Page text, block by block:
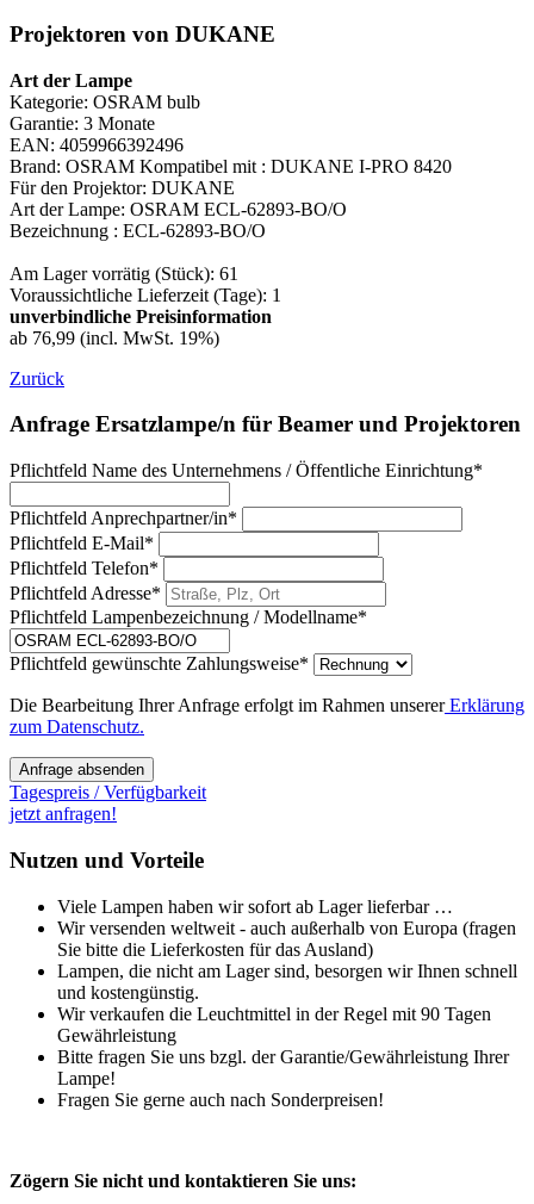
Projektoren von DUKANE
Art der Lampe
Kategorie: OSRAM bulb
Garantie: 3 Monate
EAN: 4059966392496
Brand: OSRAM Kompatibel mit : DUKANE I-PRO 8420
Für den Projektor: DUKANE
Art der Lampe: OSRAM ECL-62893-BO/O
Bezeichnung : ECL-62893-BO/O
Am Lager vorrätig (Stück): 61
Voraussichtliche Lieferzeit (Tage): 1
unverbindliche Preisinformation
ab 76,99 (incl. MwSt. 19%)
Zurück
Anfrage Ersatzlampe/n für Beamer und Projektoren
Pflichtfeld Name des Unternehmens / Öffentliche Einrichtung*
Pflichtfeld Anprechpartner/in*
Pflichtfeld E-Mail*
Pflichtfeld Telefon*
Pflichtfeld Adresse*
Pflichtfeld Lampenbezeichnung / Modellname*
Pflichtfeld gewünschte Zahlungsweise*
Die Bearbeitung Ihrer Anfrage erfolgt im Rahmen unsererErklärung
zum Datenschutz.
Anfrage absenden
Tagespreis / Verfügbarkeit
jetzt anfragen!
Nutzen und Vorteile
Viele Lampen haben wir sofort ab Lager lieferbar …
Wir versenden weltweit - auch außerhalb von Europa (fragen
Sie bitte die Lieferkosten für das Ausland)
Lampen, die nicht am Lager sind, besorgen wir Ihnen schnell
und kostengünstig.
Wir verkaufen die Leuchtmittel in der Regel mit 90 Tagen
Gewährleistung
Bitte fragen Sie uns bzgl. der Garantie/Gewährleistung Ihrer
Lampe!
Fragen Sie gerne auch nach Sonderpreisen!
Zögern Sie nicht und kontaktieren Sie uns: